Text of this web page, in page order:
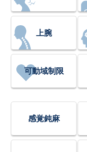
上腕
可動域制限
感覚鈍麻